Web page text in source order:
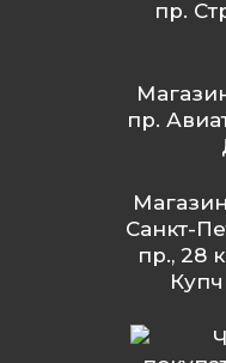
пр.
пр.
Санкт-
пр., 28